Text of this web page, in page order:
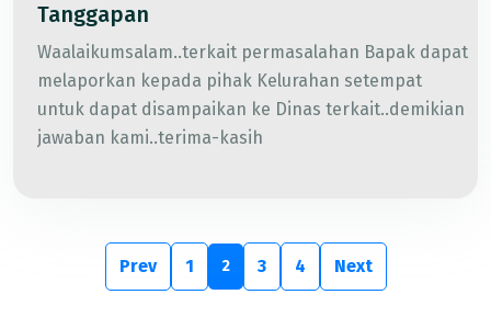
Tanggapan
Waalaikumsalam..terkait permasalahan Bapak dapat
melaporkan kepada pihak Kelurahan setempat
untuk dapat disampaikan ke Dinas terkait..demikian
jawaban kami..terima-kasih
Prev 1 2 3 4 Next